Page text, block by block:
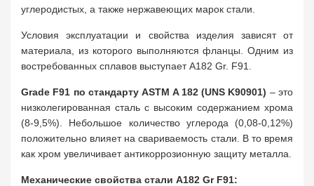
углеродистых, а также нержавеющих марок стали.
Условия эксплуатации и свойства изделия зависят от
материала, из которого выполняются фланцы. Одним из
востребованных сплавов выступает A182 Gr. F91.
Grade F91 по стандарту ASTM A 182 (UNS K90901) – это
низколегированная сталь с высоким содержанием хрома
(8-9,5%). Небольшое количество углерода (0,08-0,12%)
положительно влияет на свариваемость стали. В то время
как хром увеличивает антикоррозионную защиту металла.
Механические свойства стали A182 Gr F91: